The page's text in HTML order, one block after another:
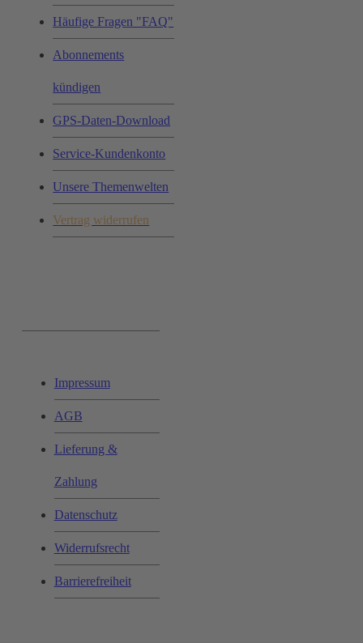
Häufige Fragen "FAQ"
Abonnements
kündigen
GPS-Daten-Download
Service-Kundenkonto
Unsere Themenwelten
Vertrag widerrufen
Impressum
AGB
Lieferung &
Zahlung
Datenschutz
Widerrufsrecht
Barrierefreiheit